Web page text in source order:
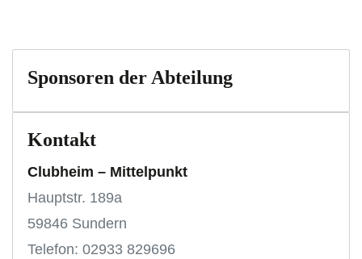
Sponsoren der Abteilung
Kontakt
Clubheim – Mittelpunkt
Hauptstr. 189a
59846 Sundern
Telefon: 02933 829696